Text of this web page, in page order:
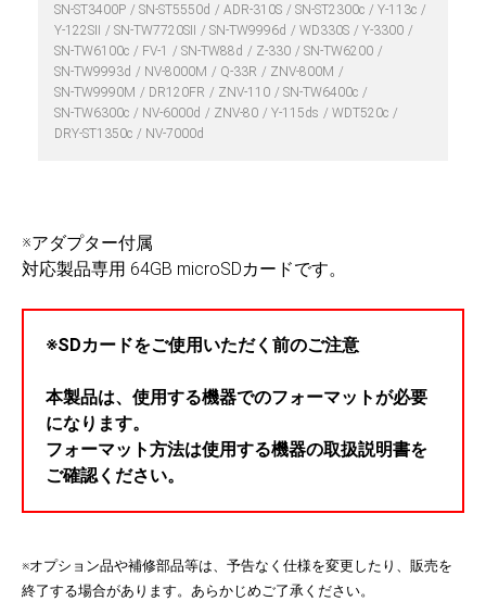
SN-ST3400P
SN-ST5550d ADR-310S SN-ST2300c
Y-113c
Y-122SⅡ
SN-TW7720SⅡ SN-TW9996d WD330S
Y-3300
SN-TW6100c
FV-1 SN-TW88d Z-330
SN-TW6200
SN-TW9993d
NV-8000M Q-33R
ZNV-800M
SN-TW9990M
DR120FR ZNV-110
SN-TW6400c
SN-TW6300c
NV-6000d ZNV-80 Y-115ds
WDT520c
DRY-ST1350c
NV-7000d
※アダプター付属
対応製品専用 64GB microSDカードです。
※SDカードをご使用いただく前のご注意
本製品は、使用する機器でのフォーマットが必要
になります。
フォーマット方法は使用する機器の取扱説明書を
ご確認ください。
※オプション品や補修部品等は、予告なく仕様を変更したり、販売を
終了する場合があります。あらかじめご了承ください。